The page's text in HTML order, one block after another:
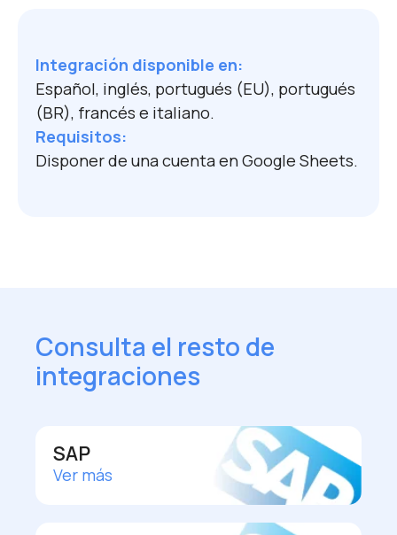
Integración disponible en:
Español, inglés, portugués (EU), portugués
(BR), francés e italiano.
Requisitos:
Disponer de una cuenta en Google Sheets.
Consulta el resto de
integraciones
SAP
Ver más